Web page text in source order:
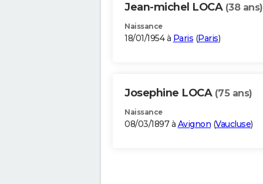
Jean-michel LOCA (38 ans)
Naissance
18/01/1954 à Paris (Paris)
Josephine LOCA (75 ans)
Naissance
08/03/1897 à Avignon (Vaucluse)